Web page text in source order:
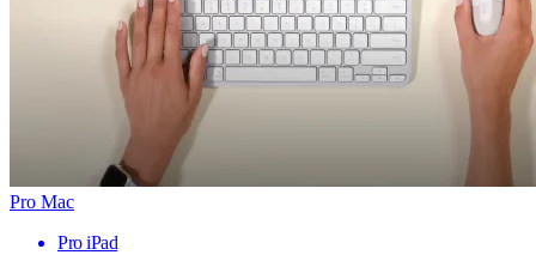
Pro Mac
Pro iPad